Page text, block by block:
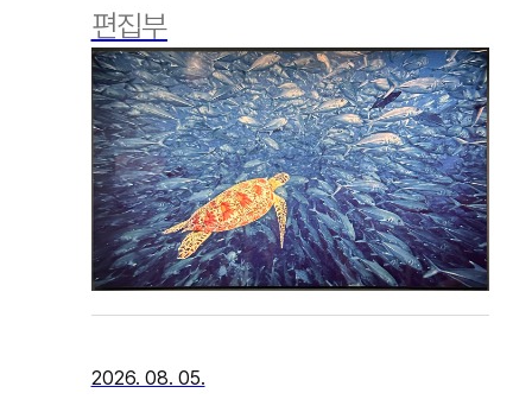
편집부
2026. 08. 05.